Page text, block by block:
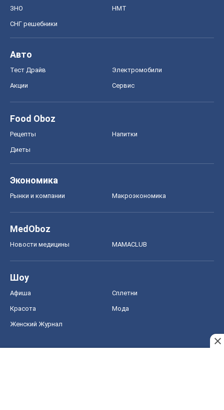
ЗНО НМТ
СНГ решебники
Авто
Тест Драйв Электромобили
Акции Сервис
Food Oboz
Рецепты Напитки
Диеты
Экономика
Рынки и компании Mакроэкономика
MedOboz
Новости медицины MAMACLUB
Шоу
Афиша Сплетни
Красота Мода
Женский Журнал